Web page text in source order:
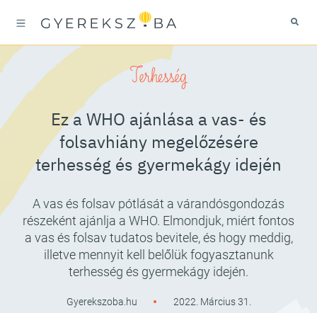
Terhesség
Ez a WHO ajánlása a vas- és
folsavhiány megelőzésére
terhesség és gyermekágy idején
A vas és folsav pótlását a várandósgondozás
részeként ajánlja a WHO. Elmondjuk, miért fontos
a vas és folsav tudatos bevitele, és hogy meddig,
illetve mennyit kell belőlük fogyasztanunk
terhesség és gyermekágy idején.
Gyerekszoba.hu 2022. Március 31.